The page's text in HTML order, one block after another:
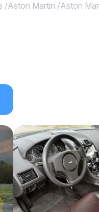
/Aston Martin /Aston